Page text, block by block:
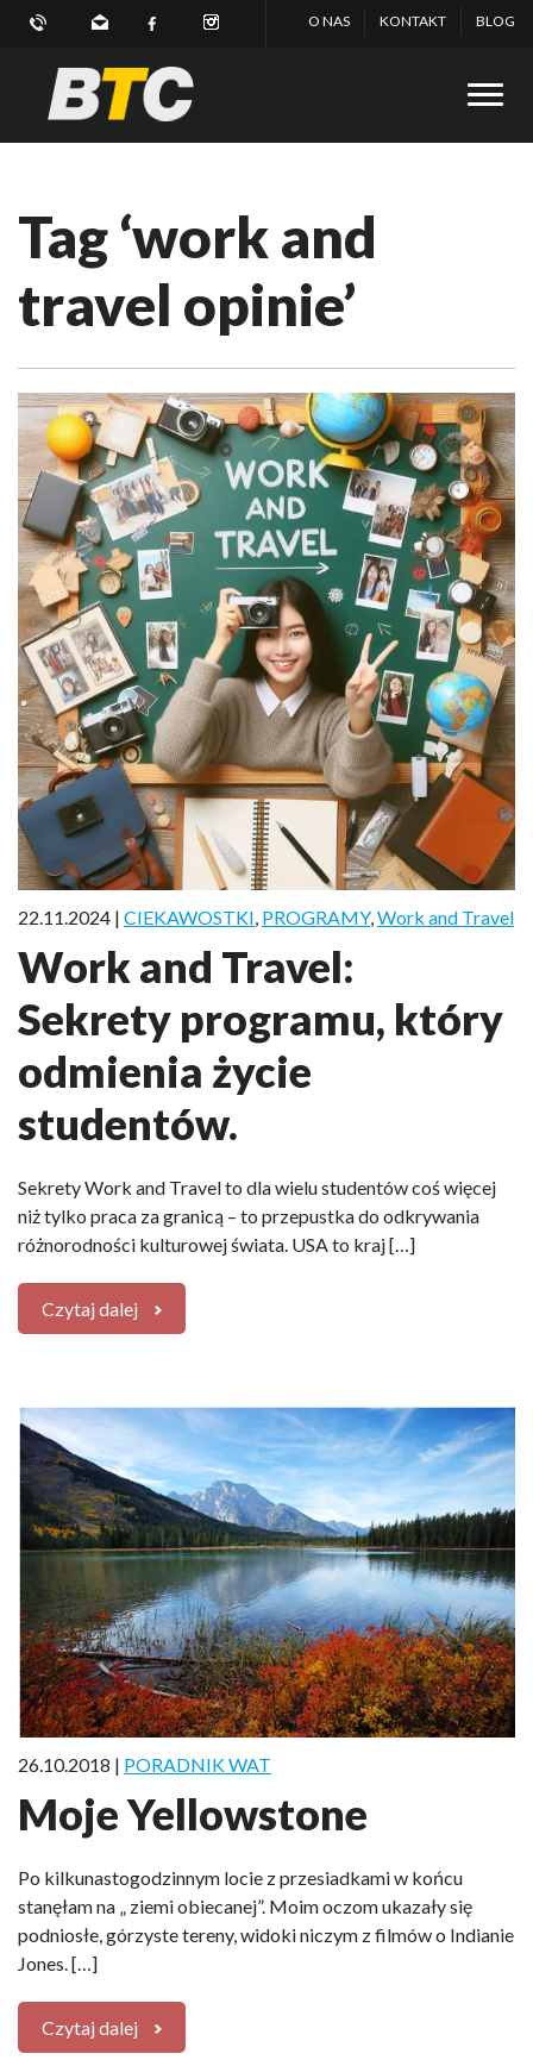
O NAS KONTAKT BLOG
Tag ‘work and
travel opinie’
22.11.2024 | CIEKAWOSTKI, PROGRAMY,Work and Travel
Work and Travel:
Sekrety programu, który
odmienia życie
studentów.
Sekrety Work and Travel to dla wielu studentów coś więcej
niż tylko praca za granicą – to przepustka do odkrywania
różnorodności kulturowej świata. USA to kraj […]
Czytaj dalej
26.10.2018 | PORADNIK WAT
Moje Yellowstone
Po kilkunastogodzinnym locie z przesiadkami w końcu
stanęłam na „ ziemi obiecanej”. Moim oczom ukazały się
podniosłe, górzyste tereny, widoki niczym z filmów o Indianie
Jones. […]
Czytaj dalej